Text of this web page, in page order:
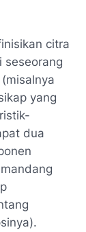
citra
seseorang
yang
dua